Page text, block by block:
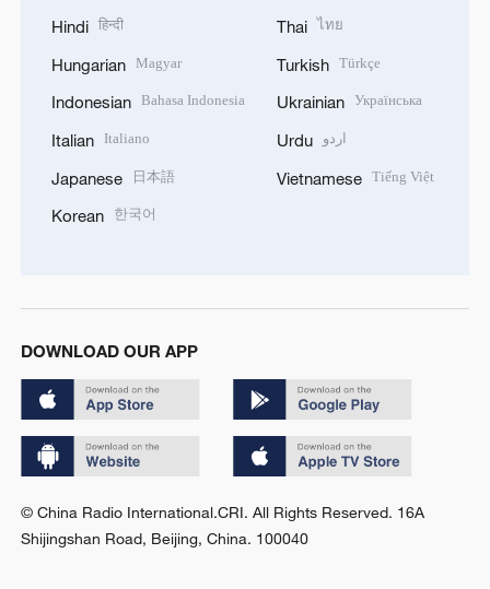
Hindi हिन्दी
Hungarian Magyar
Indonesian Bahasa Indonesia
Italian Italiano
Japanese 日本語
Korean 한국어
Thai ไทย
Turkish Türkçe
Ukrainian Українська
Urdu اردو
Vietnamese Tiếng Việt
DOWNLOAD OUR APP
© China Radio International.CRI. All Rights Reserved. 16A
Shijingshan Road, Beijing, China. 100040